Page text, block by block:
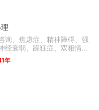
询、焦虑症、精神障碍、强
经衰弱、躁狂症、双相情感
头晕头疼、植物神经紊乱、
、酒精依赖症、成人/青少年
碍。
年